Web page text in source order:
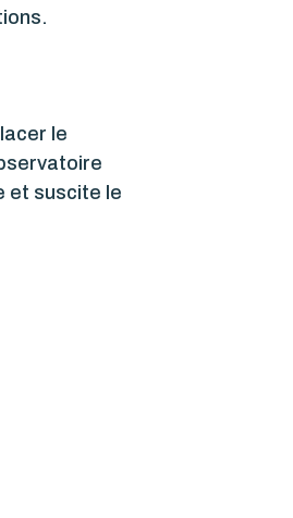
le
et suscite le